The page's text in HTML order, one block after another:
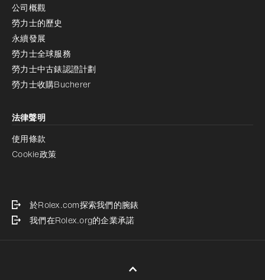
公司概觀
勞力士的歷史
永續發展
勞力士全球服務
勞力士中古錶認證計劃
勞力士收購Bucherer
法律聲明
使用條款
Cookie政策
於Rolex.com探索我們的腕錶
我們在Rolex.org的企業承諾